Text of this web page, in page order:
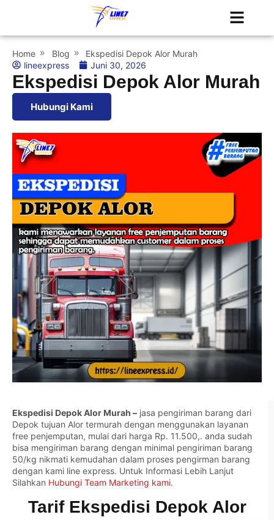
Home Blog
Ekspedisi Depok Alor Murah
lineexpress
Juni 30, 2026
Ekspedisi Depok Alor Murah
Hubungi Kami
Ekspedisi Depok Alor Murah – jasa pengiriman barang dari
Depok tujuan Alor termurah dengan menggunakan layanan
free penjemputan, mulai dari harga Rp. 11.500,. anda sudah
bisa mengiriman barang dengan minimal pengiriman barang
50/kg nikmati kemudahan dalam proses pengirman barang
dengan kami line express. Untuk Informasi Lebih Lanjut
Silahkan Hubungi Team Marketing kami.
Tarif Ekspedisi Depok Alor